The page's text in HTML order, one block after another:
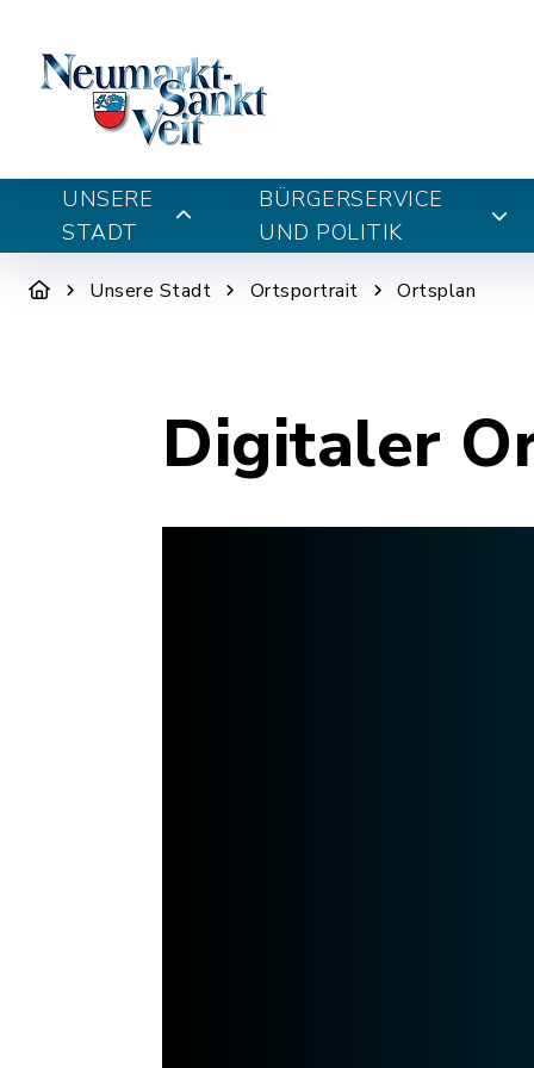
UNSERE
STADT
BÜRGERSERVICE
UND POLITIK
Unsere Stadt Ortsportrait Ortsplan
Digitaler